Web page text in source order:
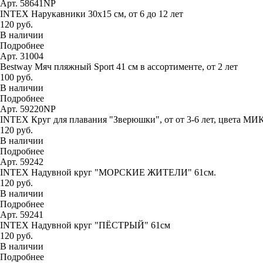
Арт. 58641NP
INTEX Нарукавники 30х15 см, от 6 до 12 лет
120 руб.
В наличии
Подробнее
Арт. 31004
Bestway Мяч пляжный Sport 41 см в ассортименте, от 2 лет
100 руб.
В наличии
Подробнее
Арт. 59220NP
INTEX Круг для плавания "Зверюшки", от от 3-6 лет, цвета
120 руб.
В наличии
Подробнее
Арт. 59242
INTEX Надувной круг "МОРСКИЕ ЖИТЕЛИ" 61см.
120 руб.
В наличии
Подробнее
Арт. 59241
INTEX Надувной круг "ПЁСТРЫЙ" 61см
120 руб.
В наличии
Подробнее